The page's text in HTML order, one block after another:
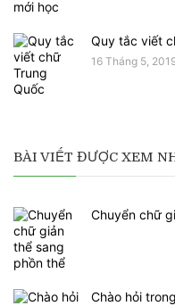
Quy tắc viết
16 Tháng 5,
BÀI VIẾT ĐƯỢC XEM
Chuyển chữ
Chào hỏi